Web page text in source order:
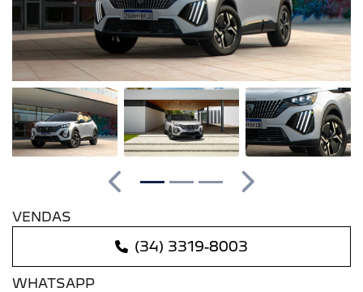
Anterior Próximo
VENDAS
(34) 3319-8003
WHATSAPP